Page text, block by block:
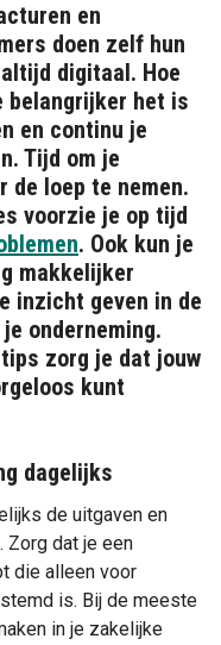
en
doen zelf hun
digitaal. Hoe
belangrijker het is
en continu je
Tijd om je
de loep te nemen.
voorzie je op tijd
. Ook kun je
makkelijker
inzicht geven in de
onderneming.
zorg je dat jouw
kunt
dagelijks
de uitgaven en
Zorg dat je een
die alleen voor
is. Bij de meeste
in je zakelijke